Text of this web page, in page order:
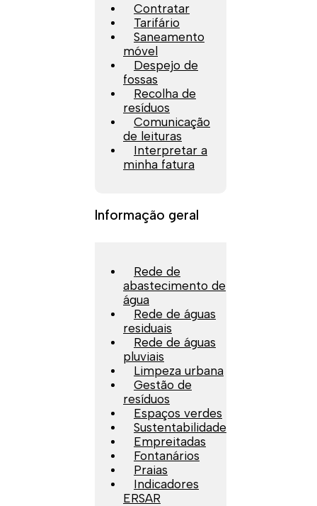
Contratar
Tarifário
Saneamento
móvel
Despejo de
fossas
Recolha de
resíduos
Comunicação
de leituras
Interpretar a
minha fatura
Informação geral
Rede de
abastecimento de
água
Rede de águas
residuais
Rede de águas
pluviais
Limpeza urbana
Gestão de
resíduos
Espaços verdes
Sustentabilidade
Empreitadas
Fontanários
Praias
Indicadores
ERSAR